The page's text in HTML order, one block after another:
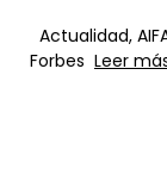
Actualidad,
Forbes Leer